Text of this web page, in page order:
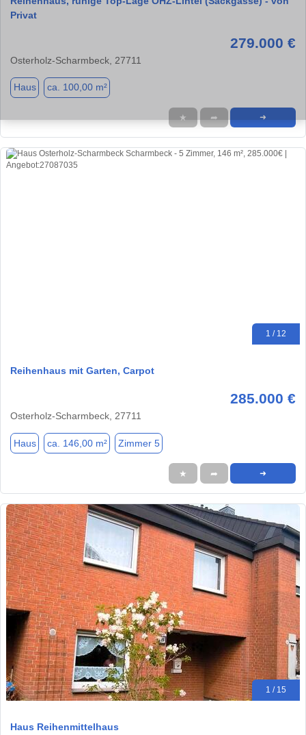
Privat
279.000 €
Osterholz-Scharmbeck, 27711
Haus ca. 100,00 m²
★ ➦ ➜
1 / 12
Reihenhaus mit Garten, Carpot
285.000 €
Osterholz-Scharmbeck, 27711
Haus ca. 146,00 m² Zimmer 5
★ ➦ ➜
1 / 15
Haus Reihenmittelhaus